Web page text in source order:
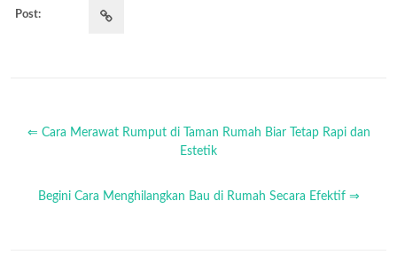
Post:
⇐ Cara Merawat Rumput di Taman Rumah Biar Tetap Rapi dan
Estetik
Begini Cara Menghilangkan Bau di Rumah Secara Efektif ⇒